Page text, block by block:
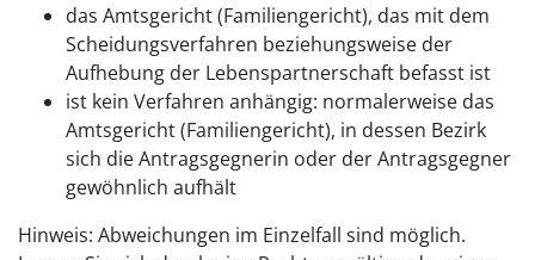
das Amtsgericht (Familiengericht), das mit dem
Scheidungsverfahren beziehungsweise der
Aufhebung der Lebenspartnerschaft befasst ist
ist kein Verfahren anhängig: normalerweise das
Amtsgericht (Familiengericht), in dessen Bezirk
sich die Antragsgegnerin oder der Antragsgegner
gewöhnlich aufhält
Hinweis: Abweichungen im Einzelfall sind möglich.